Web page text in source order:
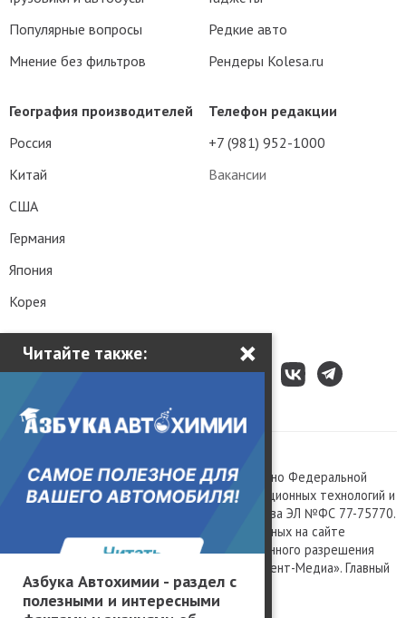
Читайте также: ×
Азбука Автохимии - раздел с
полезными и интересными
Телефон редакции
+7 (981) 952-1000
Вакансии
Популярные вопросы
Мнение без фильтров
Редкие авто
Рендеры Kolesa.ru
География производителей
Россия
Китай
США
Германия
Япония
Корея
Сетевое издание «Kolesa.ru», зарегистрировано Федеральной
службой по надзору в сфере связи, информационных технологий и
массовых коммуникаций, номер свидетельства ЭЛ №ФС 77-75770.
Любое использование материалов, размещенных на сайте
www.kolesa.ru, допускается только с письменного разрешения
правообладателя. Учредитель ООО «Президент-Медиа». Главный
редактор Баландин М.А. 0+
Политика конфиденциальности